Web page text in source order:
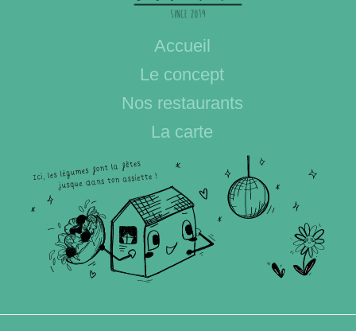
Accueil
Le concept
Nos restaurants
La carte